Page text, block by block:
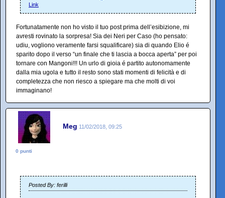
Link
Fortunatamente non ho visto il tuo post prima dell’esibizione, mi
avresti rovinato la sorpresa! Sia dei Neri per Caso (ho pensato:
udiu, vogliono veramente farsi squalificare) sia di quando Elio é
sparito dopo il verso “un finale che ti lascia a bocca aperta” per poi
tornare con Mangoni!!! Un urlo di gioia é partito autonomamente
dalla mia ugola e tutto il resto sono stati momenti di felicità e di
completezza che non riesco a spiegare ma che molti di voi
immaginano!
Meg 11/02/2018, 09:25
0 punti
Posted By: ferilli